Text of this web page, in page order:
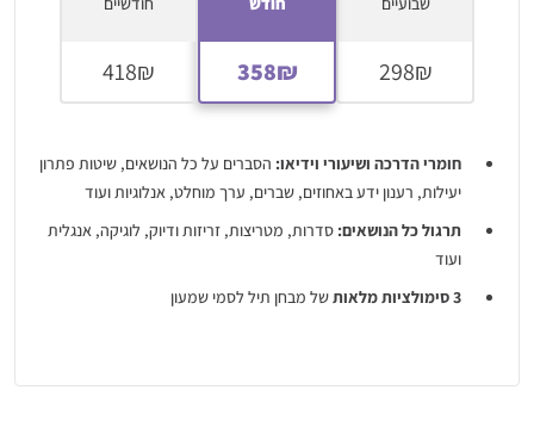
חומרי הדרכה ושיעורי וידיאו: הסברים על כל הנושאים, שיטות פתרון
יעילות, רענון ידע באחוזים, שברים, ערך מוחלט, אנלוגיות ועוד
תרגול כל הנושאים: סדרות, מטריצות, זריזות ודיוק, לוגיקה, אנגלית
ועוד
3 סימולציות מלאות
של מבחן תיל לסמי שמעון